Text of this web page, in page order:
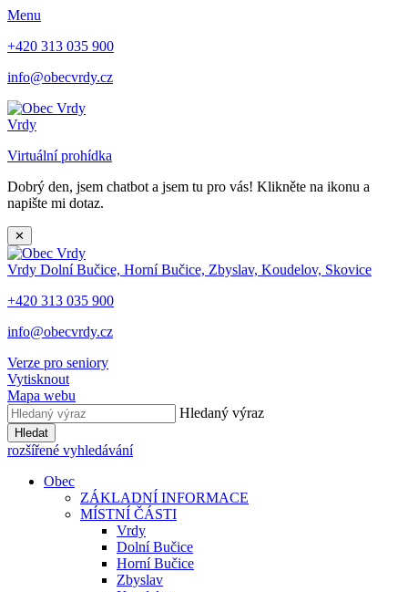
Menu
+420 313 035 900
info@obecvrdy.cz
Vrdy
Virtuální prohídka
Dobrý den, jsem chatbot a jsem tu pro vás! Klikněte na ikonu a
napište mi dotaz.
✕
Vrdy Dolní Bučice, Horní Bučice, Zbyslav, Koudelov, Skovice
+420 313 035 900
info@obecvrdy.cz
Verze pro seniory
Vytisknout
Mapa webu
Hledaný výraz
Hledat
rozšířené vyhledávání
Obec
ZÁKLADNÍ INFORMACE
MÍSTNÍ ČÁSTI
Vrdy
Dolní Bučice
Horní Bučice
Zbyslav